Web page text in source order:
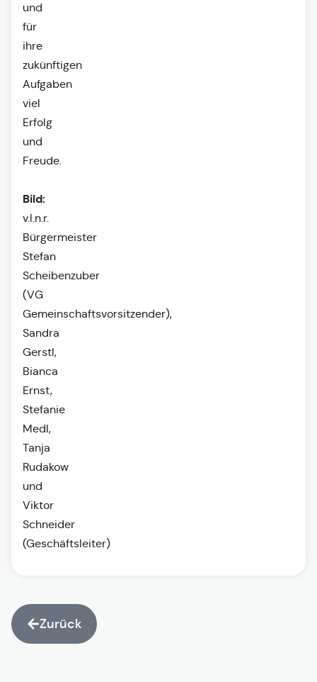
und
für
ihre
zukünftigen
Aufgaben
viel
Erfolg
und
Freude.
Bild:
v.l.n.r.
Bürgermeister
Stefan
Scheibenzuber
(VG
Gemeinschaftsvorsitzender),
Sandra
Gerstl,
Bianca
Ernst,
Stefanie
Medl,
Tanja
Rudakow
und
Viktor
Schneider
(Geschäftsleiter)
Zurück